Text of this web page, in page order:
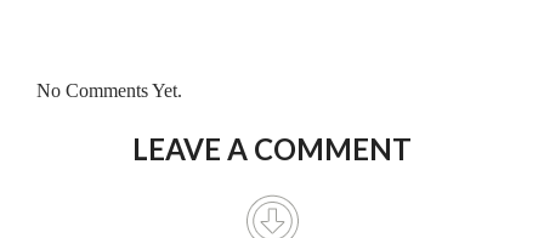
No Comments Yet.
LEAVE A COMMENT